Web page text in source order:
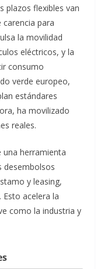
plazos flexibles van
para
la movilidad
eléctricos, y la
consumo
verde europeo,
estándares
ha movilizado
reales.​
una herramienta
desembolsos
y leasing,
acelera la
como la industria y